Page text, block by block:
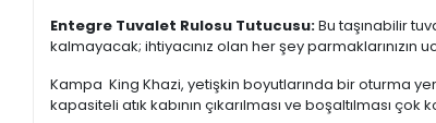
Entegre Tuvalet Rulosu Tutucusu:Bu taşınabilir
kalmayacak; ihtiyacınız olan her şey parmaklarınızın
Kampa King Khazi, yetişkin boyutlarında bir oturma
kapasiteli atık kabının çıkarılması ve boşaltılması çok